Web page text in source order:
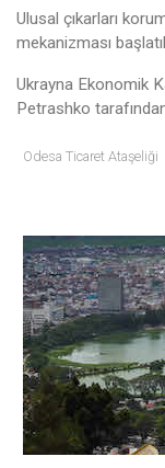
Ulusal çıkarları
mekanizması
Ukrayna Ekonomik
Petrashko tarafından
Odesa Ticaret Ataşeliği